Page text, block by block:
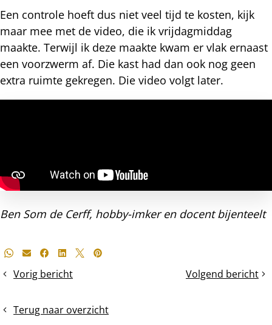
Een controle hoeft dus niet veel tijd te kosten, kijk
maar mee met de video, die ik vrijdagmiddag
maakte. Terwijl ik deze maakte kwam er vlak ernaast
een voorzwerm af. Die kast had dan ook nog geen
extra ruimte gekregen. Die video volgt later.
Ben Som de Cerff, hobby-imker en docent bijenteelt
Deel
bericht
Whatsapp
E-mailFacebook
LinkedIn
X Pinterest
Vorig bericht
Voorjaarsdracht
zwermdrift
Volgend bericht
Een
Terug naar overzicht